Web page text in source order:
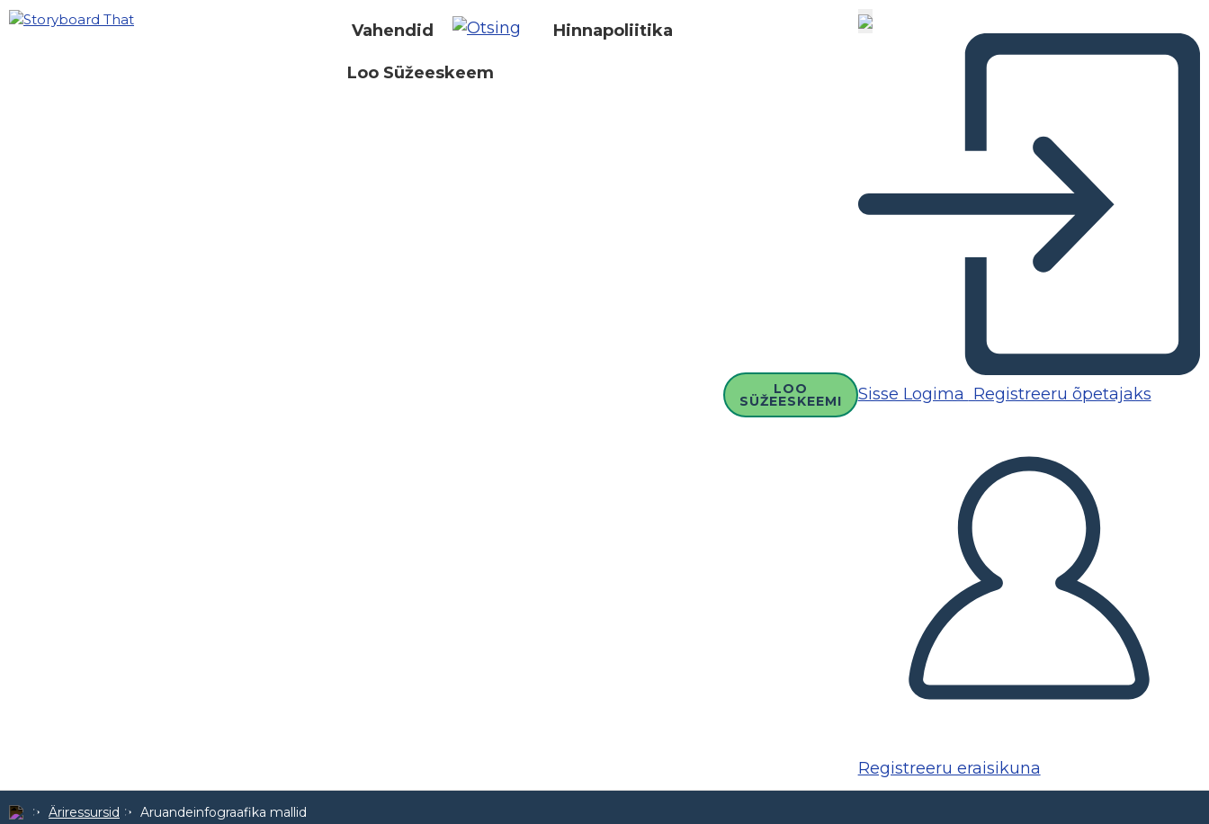
Vahendid Hinnapoliitika
Loo Süžeeskeem
LOO
SÜŽEESKEEMI Sisse Logima Registreeru õpetajaks
Registreeru eraisikuna
Äriressursid Aruandeinfograafika mallid